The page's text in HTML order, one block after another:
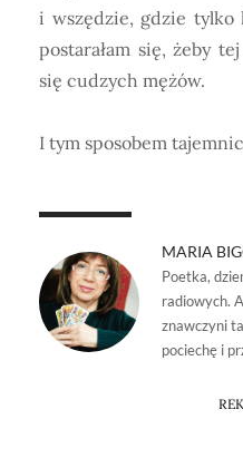
i wszędzie, gdzie tylko
postarałam się, żeby
się cudzych mężów.
I tym sposobem
MARIA
Poetka,
radiowych.
znawczyni
pociechę i